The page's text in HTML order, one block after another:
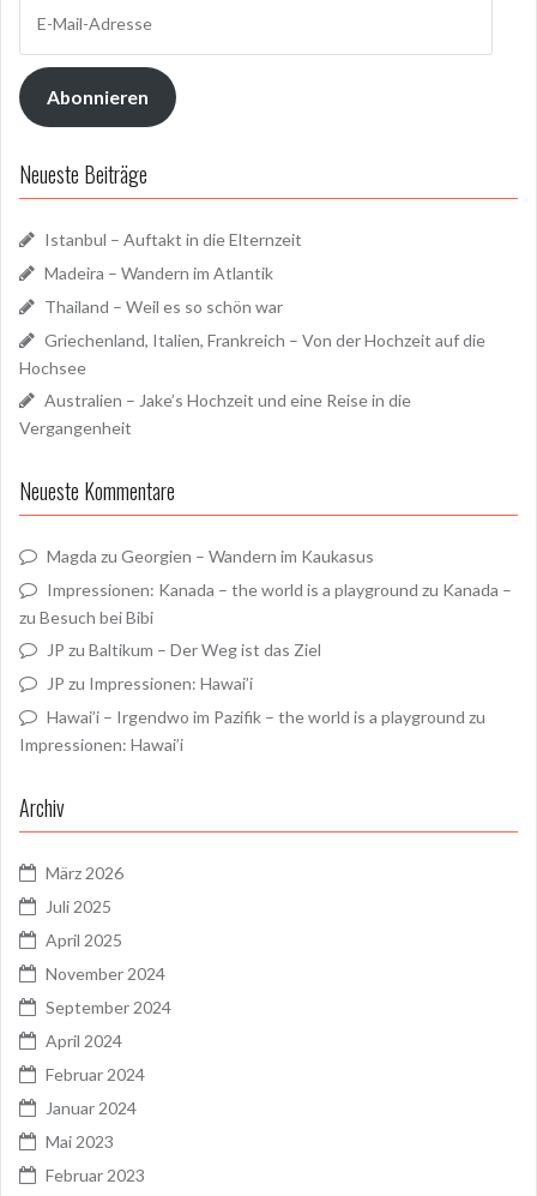
Mail-
Adresse
Abonnieren
Neueste Beiträge
Istanbul – Auftakt in die Elternzeit
Madeira – Wandern im Atlantik
Thailand – Weil es so schön war
Griechenland, Italien, Frankreich – Von der Hochzeit auf die
Hochsee
Australien – Jake’s Hochzeit und eine Reise in die
Vergangenheit
Neueste Kommentare
Magda zu Georgien – Wandern im Kaukasus
Impressionen: Kanada – the world is a playground zu Kanada –
zu Besuch bei Bibi
JP zu Baltikum – Der Weg ist das Ziel
JP zu Impressionen: Hawai’i
Hawai’i – Irgendwo im Pazifik – the world is a playground zu
Impressionen: Hawai’i
Archiv
März 2026
Juli 2025
April 2025
November 2024
September 2024
April 2024
Februar 2024
Januar 2024
Mai 2023
Februar 2023